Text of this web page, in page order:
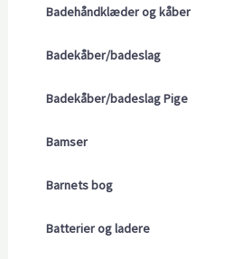
Badehåndklæder og kåber
Badekåber/badeslag
Badekåber/badeslag Pige
Bamser
Barnets bog
Batterier og ladere